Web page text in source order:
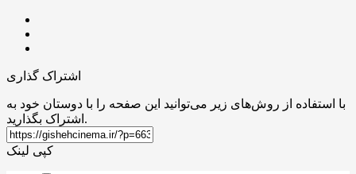
اشتراک گذاری
با استفاده از روش‌های زیر می‌توانید این صفحه را با دوستان خود به
اشتراک بگذارید.
کپی لینک